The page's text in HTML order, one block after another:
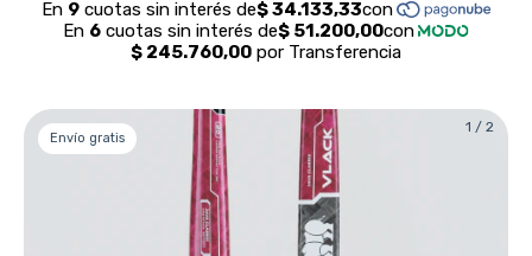
1 / 2
Envío gratis